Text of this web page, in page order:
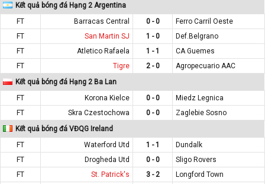
Kết quả bóng đá Hạng 2 Argentina
FT
Barracas Central 0 - 0
Ferro Carril Oeste
FT
San Martin SJ 1 - 0
Def.Belgrano
FT
Atletico Rafaela 1 - 1
CA Guemes
FT
Tigre 2 - 0
Agropecuario AAC
Kết quả bóng đá Hạng 2 Ba Lan
FT
Korona Kielce 0 - 0
Miedz Legnica
FT
Skra Czestochowa 0 - 0
Zaglebie Sosno
Kết quả bóng đá VĐQG Ireland
FT
Waterford Utd 1 - 1
Dundalk
FT
Drogheda Utd 0 - 0
Sligo Rovers
FT
St. Patrick's 3 - 2
Longford Town